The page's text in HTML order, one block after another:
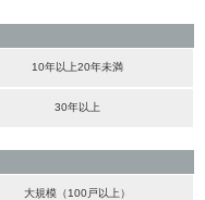
10年以上20年未満
30年以上
大規模（100戸以上）